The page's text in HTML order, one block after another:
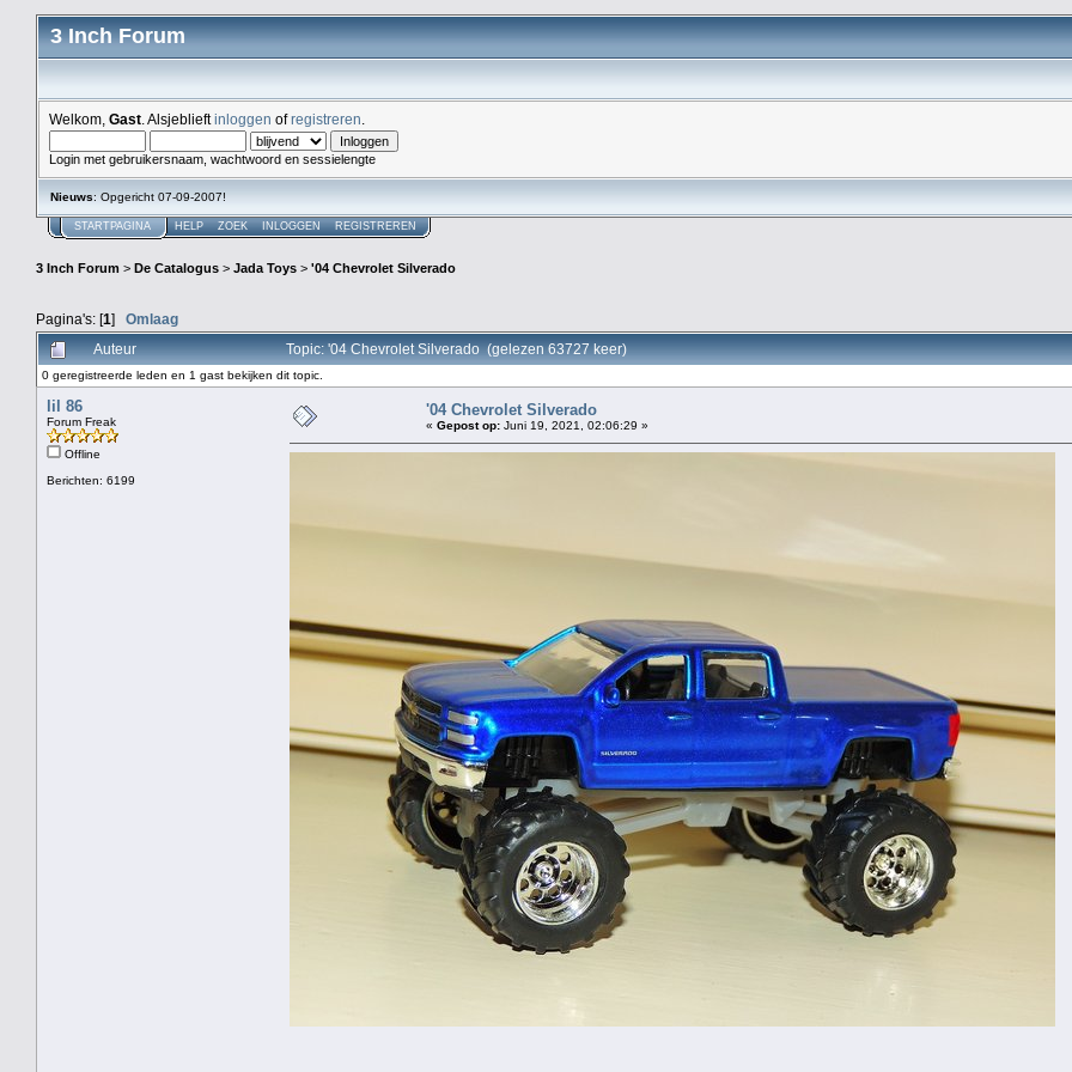
3 Inch Forum
Welkom, Gast . Alsjeblieftinloggen ofregistreren
Login met gebruikersnaam, wachtwoord en sessielengte
Nieuws: Opgericht 07-09-2007!
STARTPAGINA HELP ZOEK INLOGGEN REGISTREREN
3 Inch Forum > De Catalogus > Jada Toys > '04 Chevrolet Silverado
Pagina's: [1] Omlaag
Auteur Topic: '04 Chevrolet Silverado (gelezen 63727 keer)
0 geregistreerde leden en 1 gast bekijken dit topic.
lil 86
Forum Freak
Offline
Berichten: 6199
'04 Chevrolet Silverado
« Gepost op: Juni 19, 2021, 02:06:29 »